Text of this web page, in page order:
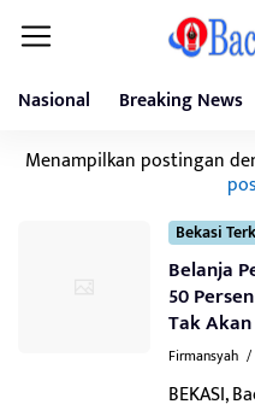
Nasional Breaking News
Menampilkan postingan
Bekasi
Belanja
50
Tak
Firmansyah /
BEKASI,